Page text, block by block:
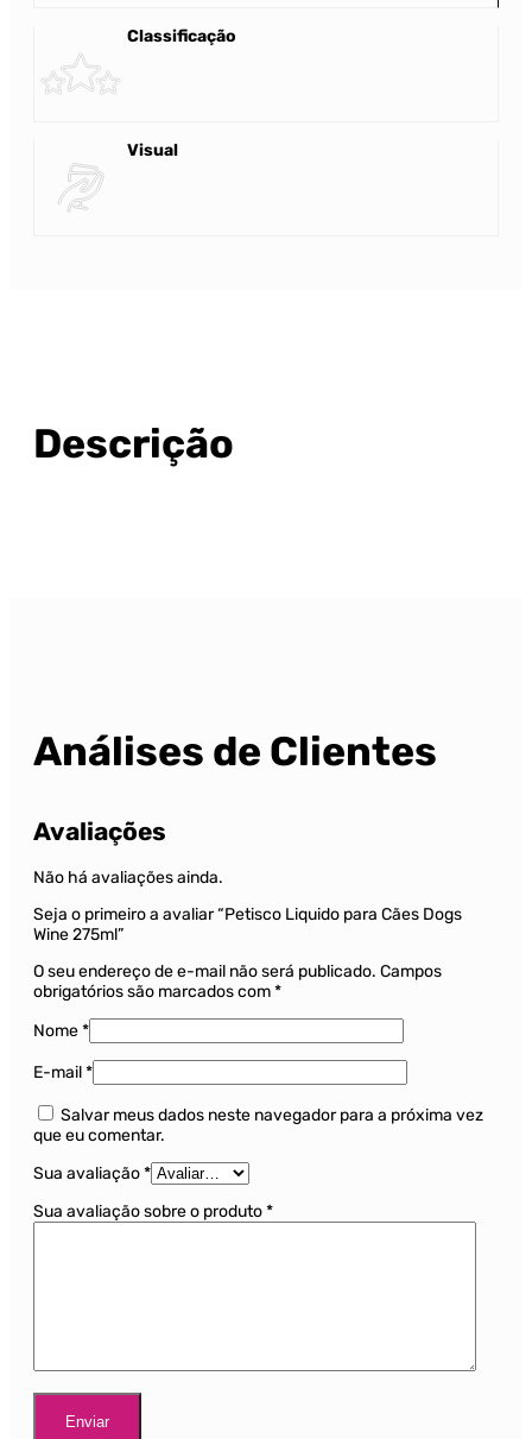
Classificação
Visual
Descrição
Análises de Clientes
Avaliações
Não há avaliações ainda.
Seja o primeiro a avaliar “Petisco Liquido para Cães Dogs
Wine 275ml”
O seu endereço de e-mail não será publicado. Campos
obrigatórios são marcados com*
Nome*
E-mail*
Salvar meus dados neste navegador para a próxima vez
que eu comentar.
Sua avaliação*
Sua avaliação sobre o produto*